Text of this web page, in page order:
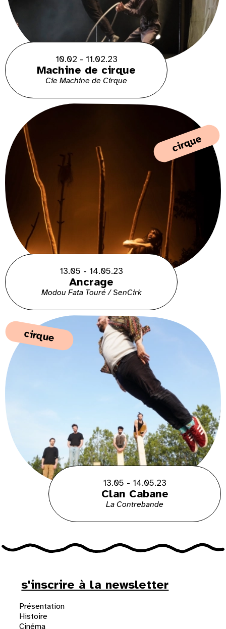
10.02 - 11.02.23
Machine de cirque
Cie Machine de Cirque
cirque
13.05 - 14.05.23
Ancrage
Modou Fata Touré / SenCirk
cirque
13.05 - 14.05.23
Clan Cabane
La Contrebande
s'inscrire à la newsletter
Présentation
Histoire
Cinéma